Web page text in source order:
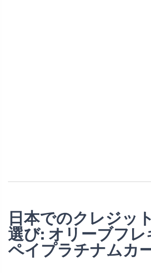
日本でのクレジッ
選び: オリーブフ
ペイプラチナムカ